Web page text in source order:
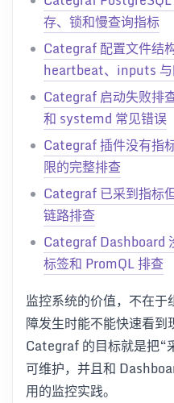
存、锁和慢查询指标
Categraf 配置文件结
heartbeat、inputs
Categraf 启动失败排
和 systemd 常见错误
Categraf 插件没有指
限的完整排查
Categraf 已采到指标
链路排查
Categraf Dashboard
标签和 PromQL 排查
监控系统的价值，不在
障发生时能不能快速看到
Categraf 的目标就是把“
可维护，并且和
用的监控实践。